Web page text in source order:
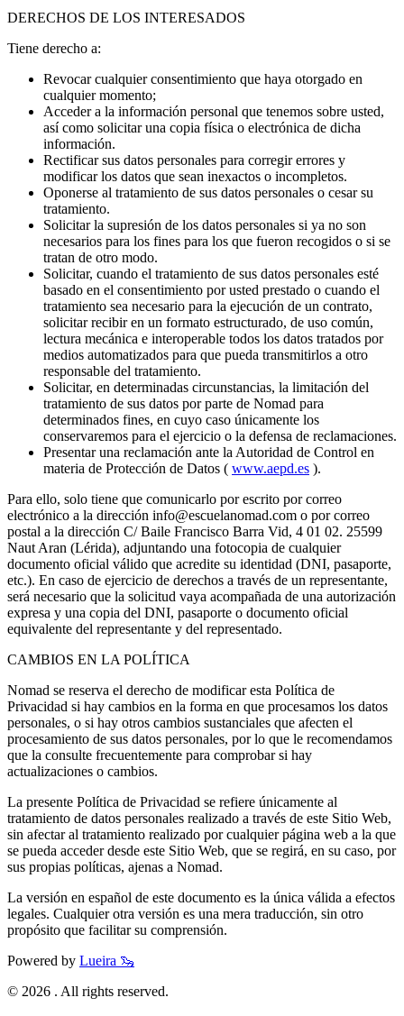
DERECHOS DE LOS INTERESADOS
Tiene derecho a:
Revocar cualquier consentimiento que haya otorgado en
cualquier momento;
Acceder a la información personal que tenemos sobre usted,
así como solicitar una copia física o electrónica de dicha
información.
Rectificar sus datos personales para corregir errores y
modificar los datos que sean inexactos o incompletos.
Oponerse al tratamiento de sus datos personales o cesar su
tratamiento.
Solicitar la supresión de los datos personales si ya no son
necesarios para los fines para los que fueron recogidos o si se
tratan de otro modo.
Solicitar, cuando el tratamiento de sus datos personales esté
basado en el consentimiento por usted prestado o cuando el
tratamiento sea necesario para la ejecución de un contrato,
solicitar recibir en un formato estructurado, de uso común,
lectura mecánica e interoperable todos los datos tratados por
medios automatizados para que pueda transmitirlos a otro
responsable del tratamiento.
Solicitar, en determinadas circunstancias, la limitación del
tratamiento de sus datos por parte de Nomad para
determinados fines, en cuyo caso únicamente los
conservaremos para el ejercicio o la defensa de reclamaciones.
Presentar una reclamación ante la Autoridad de Control en
materia de Protección de Datos ( www.aepd.es ).
Para ello, solo tiene que comunicarlo por escrito por correo
electrónico a la dirección info@escuelanomad.com o por correo
postal a la dirección C/ Baile Francisco Barra Vid, 4 01 02. 25599
Naut Aran (Lérida), adjuntando una fotocopia de cualquier
documento oficial válido que acredite su identidad (DNI, pasaporte,
etc.). En caso de ejercicio de derechos a través de un representante,
será necesario que la solicitud vaya acompañada de una autorización
expresa y una copia del DNI, pasaporte o documento oficial
equivalente del representante y del representado.
CAMBIOS EN LA POLÍTICA
Nomad se reserva el derecho de modificar esta Política de
Privacidad si hay cambios en la forma en que procesamos los datos
personales, o si hay otros cambios sustanciales que afecten el
procesamiento de sus datos personales, por lo que le recomendamos
que la consulte frecuentemente para comprobar si hay
actualizaciones o cambios.
La presente Política de Privacidad se refiere únicamente al
tratamiento de datos personales realizado a través de este Sitio Web,
sin afectar al tratamiento realizado por cualquier página web a la que
se pueda acceder desde este Sitio Web, que se regirá, en su caso, por
sus propias políticas, ajenas a Nomad.
La versión en español de este documento es la única válida a efectos
legales. Cualquier otra versión es una mera traducción, sin otro
propósito que facilitar su comprensión.
Powered by Lueira 🦦
© 2026 . All rights reserved.